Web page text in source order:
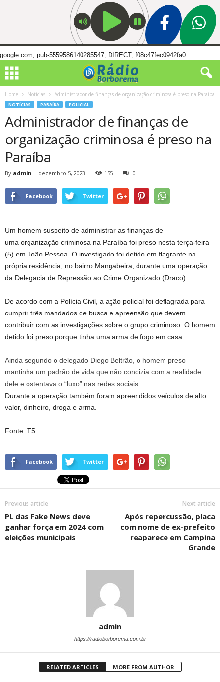
google.com, pub-5559586140285547, DIRECT, f08c47fec0942fa0
Home Notícias Administrador de finanças de organização criminosa é preso na Paraíba
NOTÍCIAS PARAÍBA POLICIAL
Administrador de finanças de
organização criminosa é preso na
Paraíba
By admin - dezembro 5, 2023 155 0
Facebook Twitter
Um homem suspeito de administrar as finanças de
uma organização criminosa na Paraíba foi preso nesta terça-feira
(5) em João Pessoa. O investigado foi detido em flagrante na
própria residência, no bairro Mangabeira, durante uma operação
da Delegacia de Repressão ao Crime Organizado (Draco).
De acordo com a Polícia Civil, a ação policial foi deflagrada para
cumprir três mandados de busca e apreensão que devem
contribuir com as investigações sobre o grupo criminoso. O homem
detido foi preso porque tinha uma arma de fogo em casa.
Ainda segundo o delegado Diego Beltrão, o homem preso
mantinha um padrão de vida que não condizia com a realidade
dele e ostentava o “luxo” nas redes sociais.
Durante a operação também foram apreendidos veículos de alto
valor, dinheiro, droga e arma.
Fonte: T5
Facebook Twitter
Previous article
PL das Fake News deve
ganhar força em 2024 com
eleições municipais
Next article
Após repercussão, placa
com nome de ex-prefeito
reaparece em Campina
Grande
admin
https://radioborborema.com.br
RELATED ARTICLES MORE FROM AUTHOR